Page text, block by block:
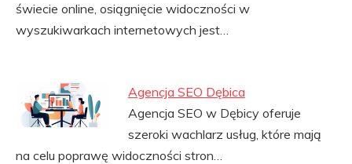
świecie online, osiągnięcie widoczności w
wyszukiwarkach internetowych jest…
Agencja SEO Dębica
Agencja SEO w Dębicy oferuje
szeroki wachlarz usług, które mają
na celu poprawę widoczności stron…